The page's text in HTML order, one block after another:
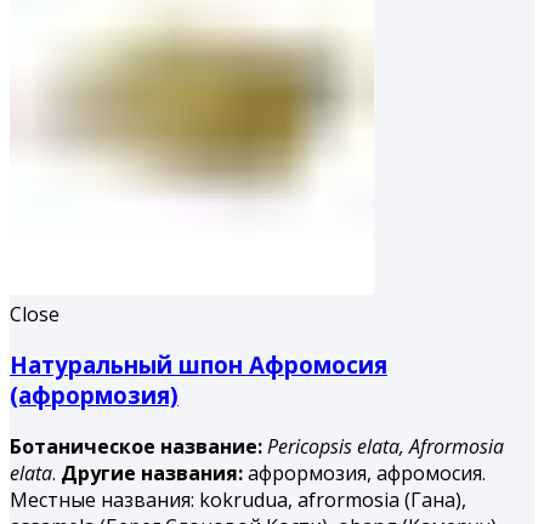
Close
Натуральный шпон Афромосия
(афрормозия)
Ботаническое название:Pericopsis elata,Afrormosia
elata. Другие названия:афрормозия, афромосия.
Местные названия: kokrudua, afrormosia (Гана),